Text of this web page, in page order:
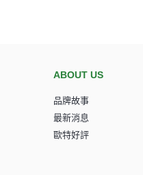
ABOUT US
品牌故事
最新消息
歐特好評